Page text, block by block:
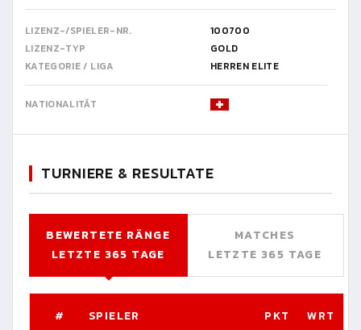
LIZENZ-/SPIELER-NR.
100700
LIZENZ-TYP
GOLD
KATEGORIE / LIGA
HERREN ELITE
NATIONALITÄT
TURNIERE & RESULTATE
BEWERTETE RÄNGE
LETZTE 365 TAGE
MATCHES
LETZTE 365 TAGE
# SPIELER PKT WRT